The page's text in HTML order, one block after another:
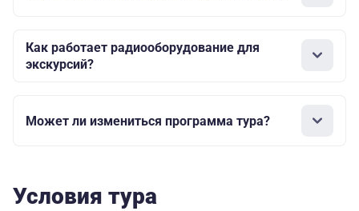
Как работает радиооборудование для
экскурсий?
Может ли измениться программа тура?
Условия тура